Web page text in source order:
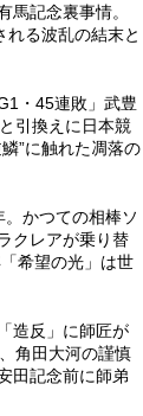
馬記念裏事情。
れる波乱の結末と
・45連敗」武豊
引換えに日本競
”に触れた凋落の
かつての相棒ソ
クレアが乗り替
希望の光」は世
造反」に師匠が
角田大河の謹慎
田記念前に師弟